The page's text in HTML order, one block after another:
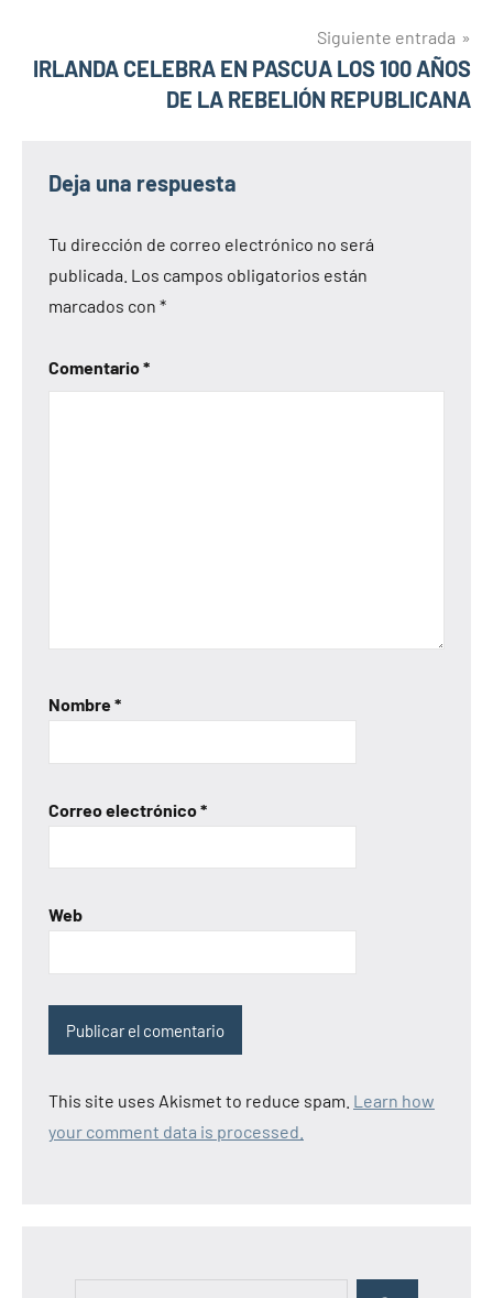
Siguiente entrada
IRLANDA CELEBRA EN PASCUA LOS 100 AÑOS
DE LA REBELIÓN REPUBLICANA
Deja una respuesta
Tu dirección de correo electrónico no será
publicada. Los campos obligatorios están
marcados con *
Comentario*
Nombre*
Correo electrónico*
Web
This site uses Akismet to reduce spam. Learn how
your comment data is processed.